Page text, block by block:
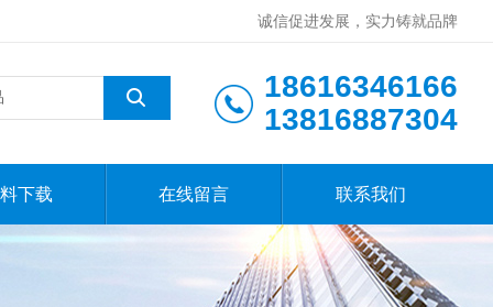
诚信促进发展，实力铸就品牌
18616346166
13816887304
下载 在线留言 联系我们